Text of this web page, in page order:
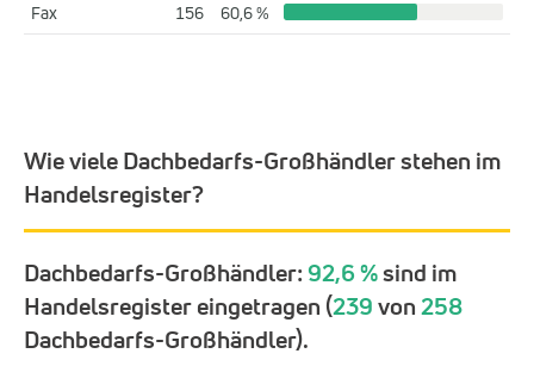
Fax
156 60,6 %
Wie viele Dachbedarfs-Großhändler stehen im
Handelsregister?
Dachbedarfs-Großhändler:92,6 %sind im
Handelsregister eingetragen (239von258
Dachbedarfs-Großhändler).